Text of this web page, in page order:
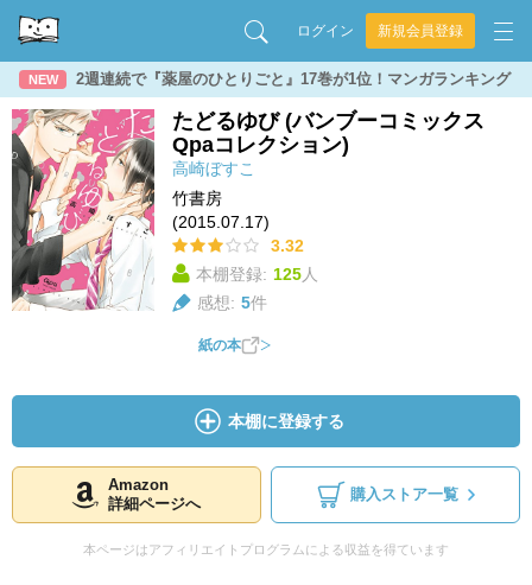
ログイン 新規会員登録
NEW 2週連続で『薬屋のひとりごと』17巻が1位！マンガランキング
たどるゆび (バンブーコミックス
Qpaコレクション)
高崎ぼすこ
竹書房
(2015.07.17)
3.32
本棚登録: 125人
感想: 5件
紙の本
本棚に登録する
Amazon
詳細ページへ
購入ストア一覧
本ページはアフィリエイトプログラムによる収益を得ています